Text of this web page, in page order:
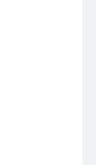
deba
efecto